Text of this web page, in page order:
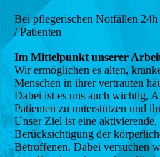
Bei pflegerischen Notfällen
/ Patienten
Im Mittelpunkt unserer
Wir ermöglichen es alten,
Menschen in ihrer vertrauten
Dabei ist es uns auch wichtig,
Patienten zu unterstützen und
Unser Ziel ist eine
Berücksichtigung der
Betroffenen. Dabei versuchen